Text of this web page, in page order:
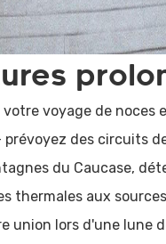
voyage de noces
prévoyez des circuits
du Caucase,
thermales aux
union lors d'une lune